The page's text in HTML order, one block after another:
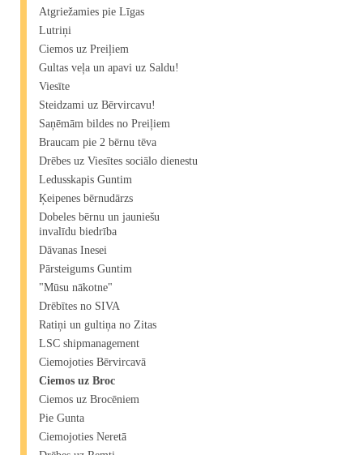
Atgriežamies pie Līgas
Lutriņi
Ciemos uz Preiļiem
Gultas veļa un apavi uz Saldu!
Viesīte
Steidzami uz Bērvircavu!
Saņēmām bildes no Preiļiem
Braucam pie 2 bērnu tēva
Drēbes uz Viesītes sociālo dienestu
Ledusskapis Guntim
Ķeipenes bērnudārzs
Dobeles bērnu un jauniešu
invalīdu biedrība
Dāvanas Inesei
Pārsteigums Guntim
"Mūsu nākotne"
Drēbītes no SIVA
Ratiņi un gultiņa no Zitas
LSC shipmanagement
Ciemojoties Bērvircavā
Ciemos uz Broc
Ciemos uz Brocēniem
Pie Gunta
Ciemojoties Neretā